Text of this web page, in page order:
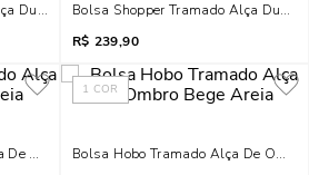
Dupla Bege Marfim
Bolsa Shopper Tramado Alça Dupla
R$ 239,90
De Ombro Bege Areia
1 COR
Bolsa Hobo Tramado Alça De